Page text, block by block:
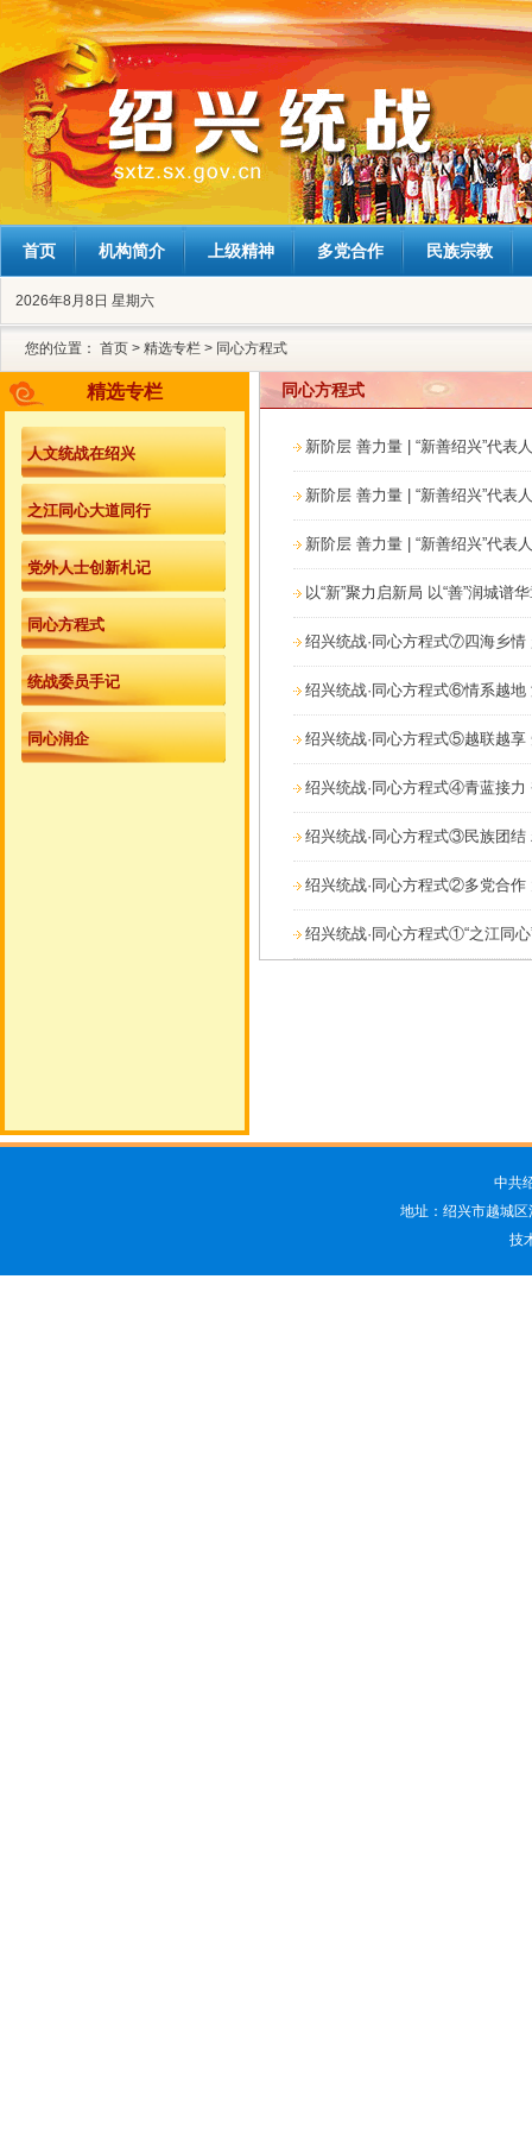
首页 机构简介 上级精神 多党合作 民族宗教
2026年8月8日 星期六
您的位置： 首页 > 精选专栏 > 同心方程式
精选专栏
人文统战在绍兴
之江同心大道同行
党外人士创新札记
同心方程式
统战委员手记
同心润企
同心方程式
新阶层 善力量 | “新善绍兴”代表
新阶层 善力量 | “新善绍兴”代表
新阶层 善力量 | “新善绍兴”代表
以“新”聚力启新局 以“善”润城谱
绍兴统战·同心方程式⑦四海乡情
绍兴统战·同心方程式⑥情系越地
绍兴统战·同心方程式⑤越联越享
绍兴统战·同心方程式④青蓝接力
绍兴统战·同心方程式③民族团结
绍兴统战·同心方程式②多党合作
绍兴统战·同心方程式①“之江同心
中共
地址：绍兴市越城
技